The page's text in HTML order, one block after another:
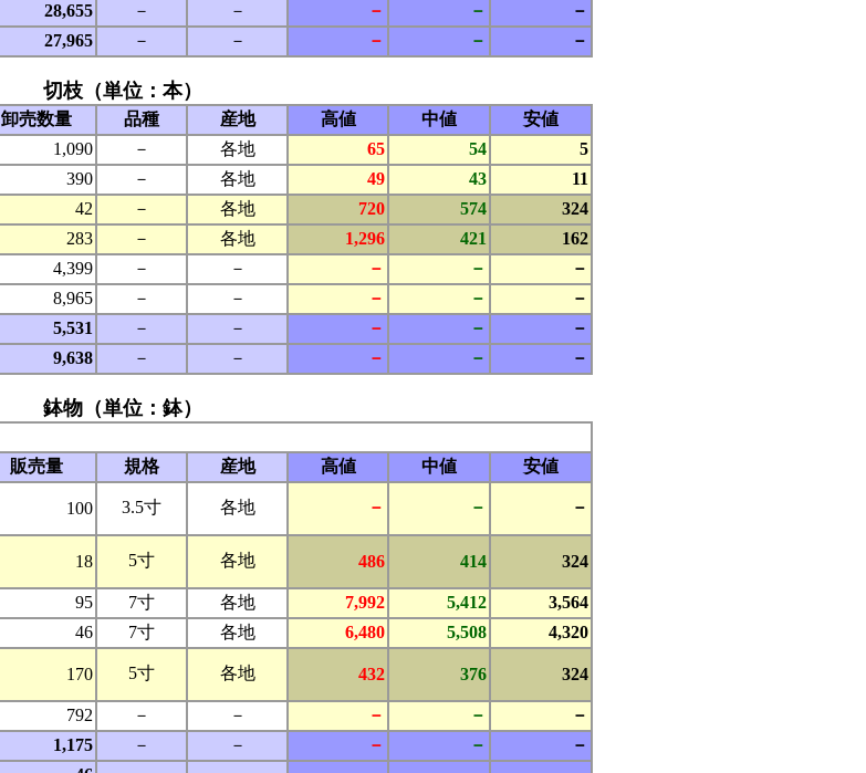
28,655 － － － －
－
27,965 － － － － －
切枝（単位：本）
卸売数量 品種 産地 高値 中値 安値
1,090 － 各地 65 54
5
390 － 各地 49 43
11
42 － 各地 720 574
324
283 － 各地 1,296 421
162
4,399 － － － －
－
8,965 － － － － －
5,531 － － － －
－
9,638 － － － － －
鉢物（単位：鉢）
販売量 規格 産地 高値 中値
安値
100 3.5寸 各地 － － －
18 5寸 各地 486 414 324
95 7寸 各地 7,992 5,412
3,564
46 7寸 各地 6,480 5,508
4,320
170 5寸 各地 432 376 324
792 － － － － －
1,175 － － － －
－